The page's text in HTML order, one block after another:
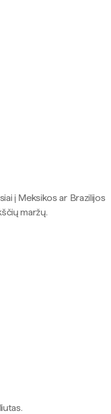
į Meksikos ar Brazilijos
maržų.